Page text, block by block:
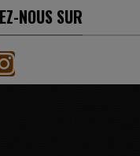
NOUS SUR